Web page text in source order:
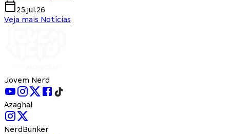
25.jul.26
Veja mais Notícias
Jovem Nerd
Azaghal
NerdBunker